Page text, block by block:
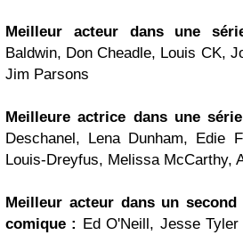
Meilleur acteur dans une
Baldwin, Don Cheadle, Louis CK,
Jim Parsons
Meilleure actrice dans une
Deschanel, Lena Dunham, Edie
Louis-Dreyfus, Melissa McCarthy,
Meilleur acteur dans un
comique : Ed O'Neill, Jesse